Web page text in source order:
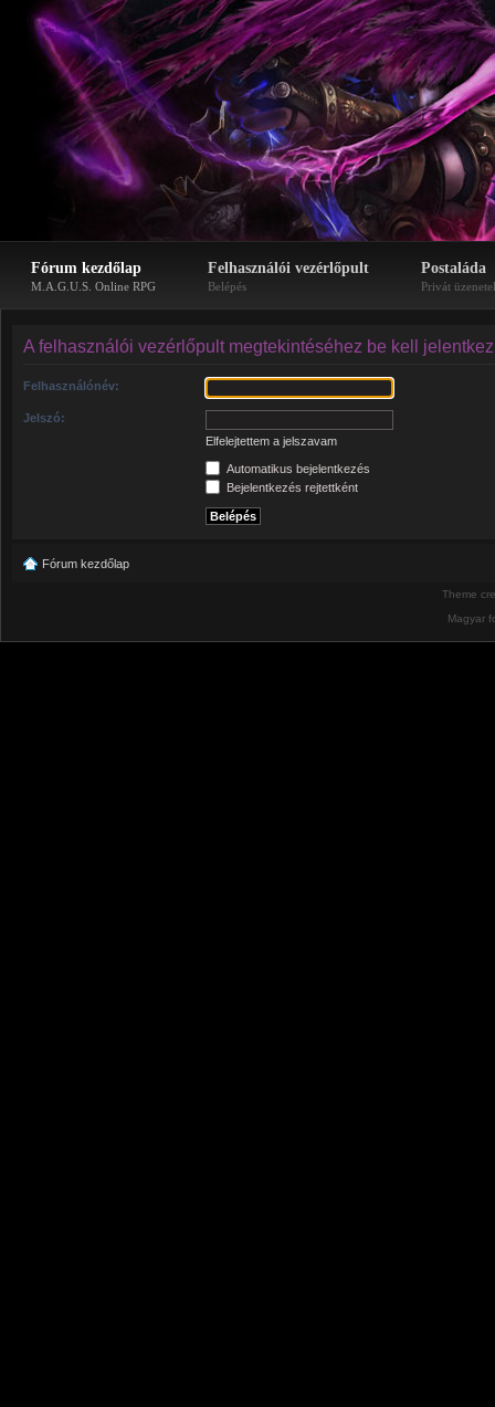
Fórum kezdőlap
M.A.G.U.S. Online RPG
Felhasználói vezérlőpult
Belépés
Postaláda
Privát
A felhasználói vezérlőpult megtekintéséhez be kell
Felhasználónév:
Jelszó:
Elfelejtettem a jelszavam
Automatikus bejelentkezés
Bejelentkezés rejtettként
Fórum kezdőlap
Theme
Magyar